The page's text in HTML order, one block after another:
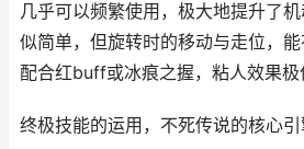
几乎可以频繁使用，极大地提升了
似简单，但旋转时的移动与走位，能
配合红buff或冰痕之握，粘人效果极
终极技能的运用，不死传说的核心